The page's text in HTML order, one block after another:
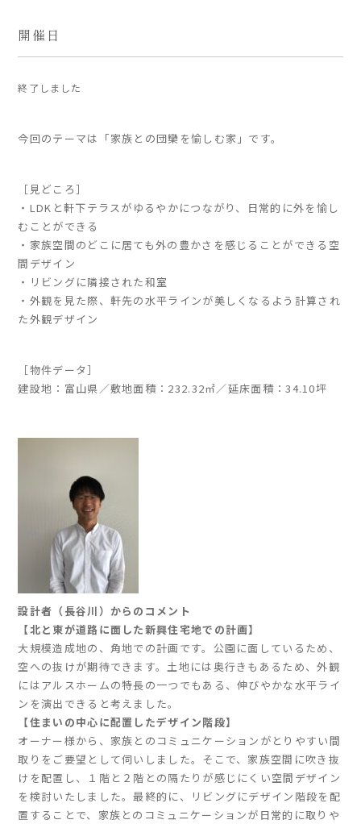
- 商品コンセプト
- 生活デザイン
性能
- 高断熱性能
- 高耐震性能
- 高耐久性能
- 保証
よくあるご質問
企業情報
開催日
終了しました
今回のテーマは「家族との団欒を愉しむ家」です。
［見どころ］
・LDKと軒下テラスがゆるやかにつながり、日常的に外を愉し
むことができる
・家族空間のどこに居ても外の豊かさを感じることができる空
間デザイン
・リビングに隣接された和室
・外観を見た際、軒先の水平ラインが美しくなるよう計算され
た外観デザイン
［物件データ］
建設地：富山県／敷地面積：232.32㎡／延床面積：34.10坪
設計者（長谷川）からのコメント
【北と東が道路に面した新興住宅地での計画】
大規模造成地の、角地での計画です。公園に面しているため、
空への抜けが期待できます。土地には奥行きもあるため、外観
にはアルスホームの特長の一つでもある、伸びやかな水平ライ
ンを演出できると考えました。
【住まいの中心に配置したデザイン階段】
オーナー様から、家族とのコミュニケーションがとりやすい間
取りをご要望として伺いしました。そこで、家族空間に吹き抜
けを配置し、１階と２階との隔たりが感じにくい空間デザイン
を検討いたしました。最終的に、リビングにデザイン階段を配
置することで、家族とのコミュニケーションが日常的に取りや